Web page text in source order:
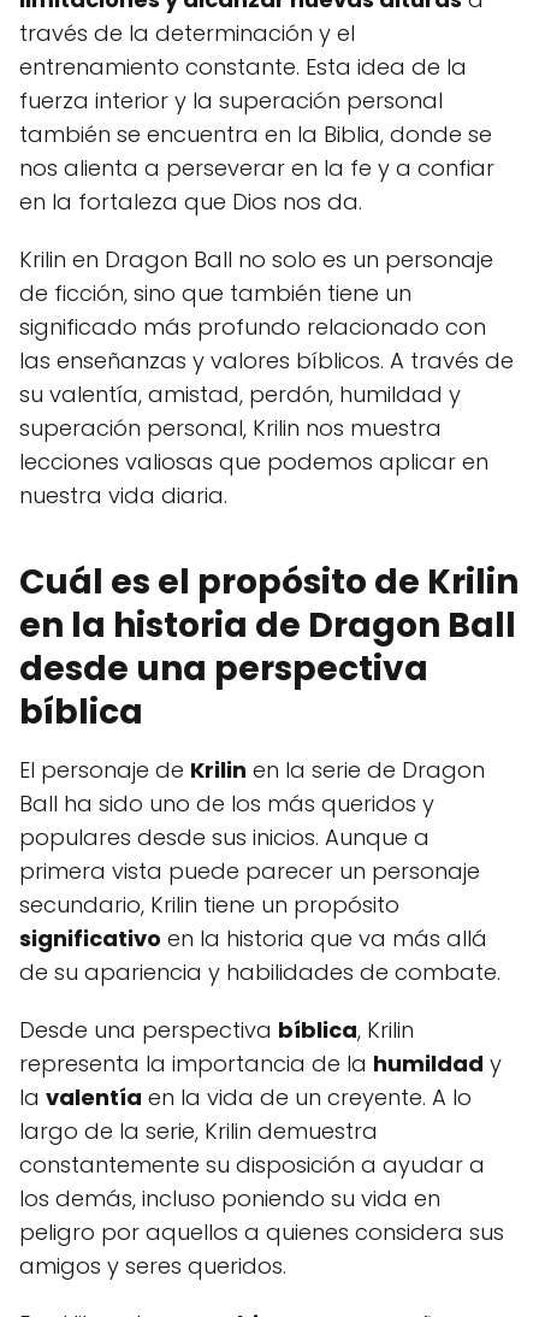
través de la determinación y el
entrenamiento constante. Esta idea de la
fuerza interior y la superación personal
también se encuentra en la Biblia, donde se
nos alienta a perseverar en la fe y a confiar
en la fortaleza que Dios nos da.
Krilin en Dragon Ball no solo es un personaje
de ficción, sino que también tiene un
significado más profundo relacionado con
las enseñanzas y valores bíblicos. A través de
su valentía, amistad, perdón, humildad y
superación personal, Krilin nos muestra
lecciones valiosas que podemos aplicar en
nuestra vida diaria.
Cuál es el propósito de Krilin
en la historia de Dragon Ball
desde una perspectiva
bíblica
El personaje de Krilin en la serie de Dragon
Ball ha sido uno de los más queridos y
populares desde sus inicios. Aunque a
primera vista puede parecer un personaje
secundario, Krilin tiene un propósito
significativo en la historia que va más allá
de su apariencia y habilidades de combate.
Desde una perspectiva bíblica, Krilin
representa la importancia de la humildad y
la valentía en la vida de un creyente. A lo
largo de la serie, Krilin demuestra
constantemente su disposición a ayudar a
los demás, incluso poniendo su vida en
peligro por aquellos a quienes considera sus
amigos y seres queridos.